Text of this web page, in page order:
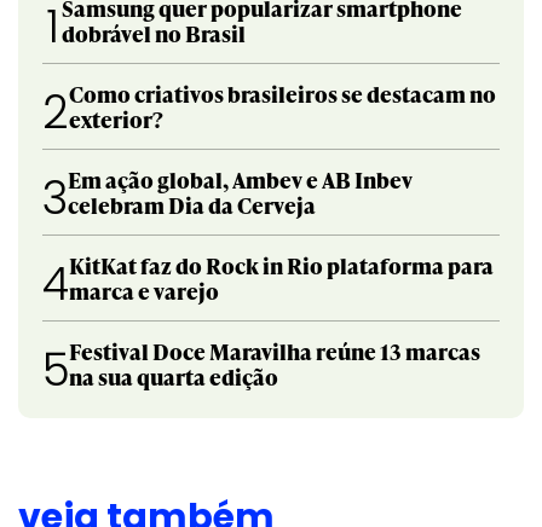
1 Samsung quer popularizar smartphone
dobrável no Brasil
2Como criativos brasileiros se destacam no
exterior?
3Em ação global, Ambev e AB Inbev
celebram Dia da Cerveja
4KitKat faz do Rock in Rio plataforma para
marca e varejo
5Festival Doce Maravilha reúne 13 marcas
na sua quarta edição
veja também